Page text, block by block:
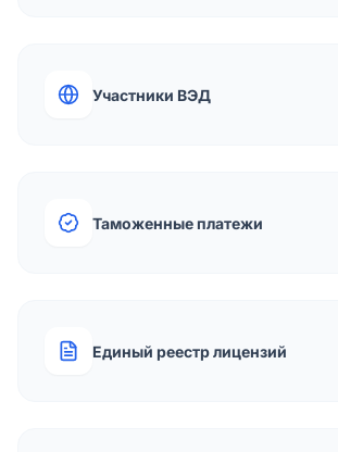
Участники ВЭД
Таможенные платежи
Единый реестр лицензий